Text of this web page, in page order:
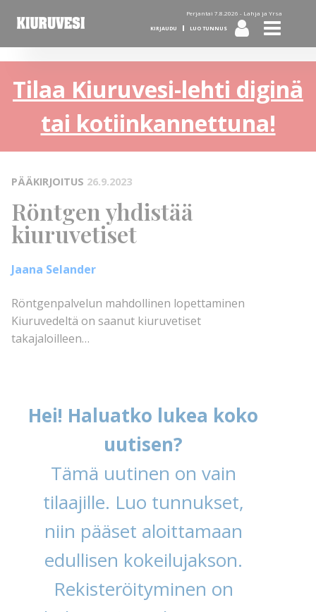
Perjantai 7.8.2026 - Lahja ja Yrsa
KIRJAUDU LUO TUNNUS
Tilaa Kiuruvesi-lehti diginä
tai kotiinkannettuna!
PÄÄKIRJOITUS 26.9.2023
Röntgen yhdistää
kiuruvetiset
Jaana Selander
Röntgenpalvelun mahdollinen lopettaminen
Kiuruvedeltä on saanut kiuruvetiset
takajaloilleen…
Hei! Haluatko lukea koko
uutisen?
Tämä uutinen on vain
tilaajille. Luo tunnukset,
niin pääset aloittamaan
edullisen kokeilujakson.
Rekisteröityminen on